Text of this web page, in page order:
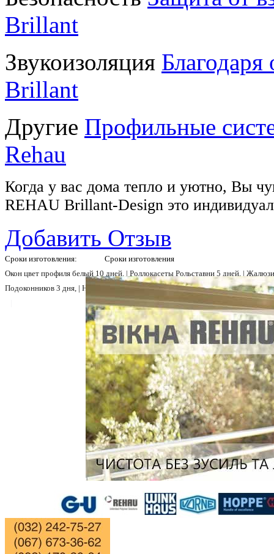
Brillant
Звукоизоляция
Brillant
Другие Профильные
Rehau
Когда у вас дома тепло и уютно, Вы
REHAU Brillant-Design это
Добавить Отзыв
Сроки изготовления:
Сроки изготовления
Окон цвет профиля белый 10 дней, | Роллокасеты Рольставни 5 дней, |
Подоконников 3 дня, | Натуральный камень мрамор, гранит 7 дней |